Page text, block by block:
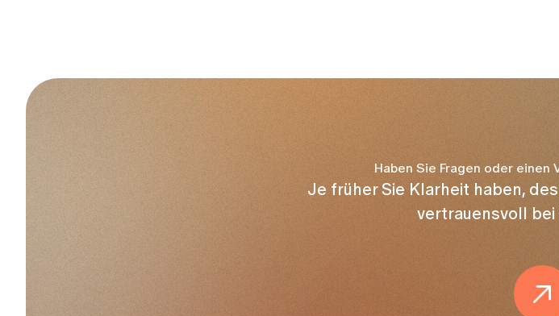
Haben Sie Fragen oder
Je früher Sie Klarheit haben,
vertrauensvoll